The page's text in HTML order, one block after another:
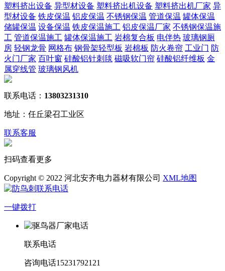
塑料挤出设备 异型材设备 塑料挤出机设备 塑料挤出机厂家 异
型材设备 铁皮保温 铝皮保温 不锈钢保温 管道保温 罐体保温
储罐保温 设备保温 铁皮保温施工 铝皮保温厂家 不锈钢保温施
工 管道保温施工 罐体保温施工 岩棉复合板 电伴热 玻璃钢厕
房 轻钢龙骨 网格布 钢骨架轻型板 岩棉板 防火卷帘 工业门 防
火门厂家 百叶窗 硅酸铝针刺毯 磁吸软门帘 硅酸铝纤维板 金
属穿线管 玻璃钢风机
联系电话： 13803231310
地址：任丘梁召工业区
联系客服
扫码查看更多
Copyright © 2022 河北安齐电力器材有限公司 XML地图
一键拨打
联系电话
咨询电话15231792121